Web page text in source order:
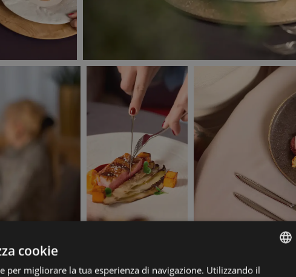
cookie
per migliorare la tua esperienza di navigazione. Utilizzando il